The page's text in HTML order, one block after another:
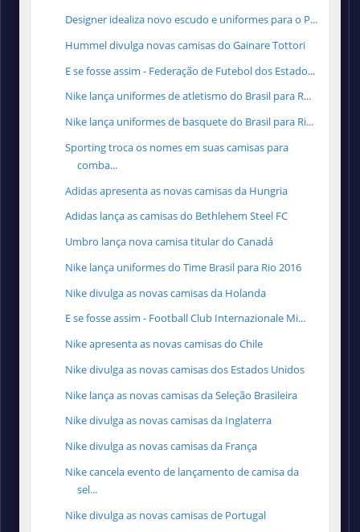
Designer idealiza novo escudo e uniformes para o P...
Hummel divulga novas camisas do Gainare Tottori
E se fosse assim - Federação de Futebol dos Estado...
Nike lança uniformes de atletismo do Brasil para R...
Nike lança uniformes de basquete do Brasil para Ri...
Sporting troca os nomes em suas camisas para
comba...
Adidas apresenta as novas camisas da Hungria
Adidas lança as camisas do Bethlehem Steel FC
Umbro lança nova camisa titular do Canadá
Nike lança uniformes do Time Brasil para Rio 2016
Nike divulga as novas camisas da Holanda
E se fosse assim - Football Club Internazionale Mi...
Nike apresenta as novas camisas do Chile
Nike divulga as novas camisas dos Estados Unidos
Nike lança as novas camisas da Seleção Brasileira
Nike divulga as novas camisas da Inglaterra
Nike divulga as novas camisas da França
Nike cancela evento de lançamento de camisa da
sel...
Nike divulga as novas camisas de Portugal